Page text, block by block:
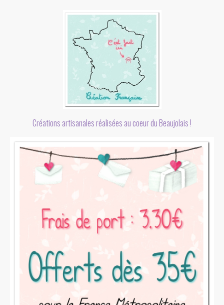
Créations artisanales réalisées au coeur du Beaujolais !